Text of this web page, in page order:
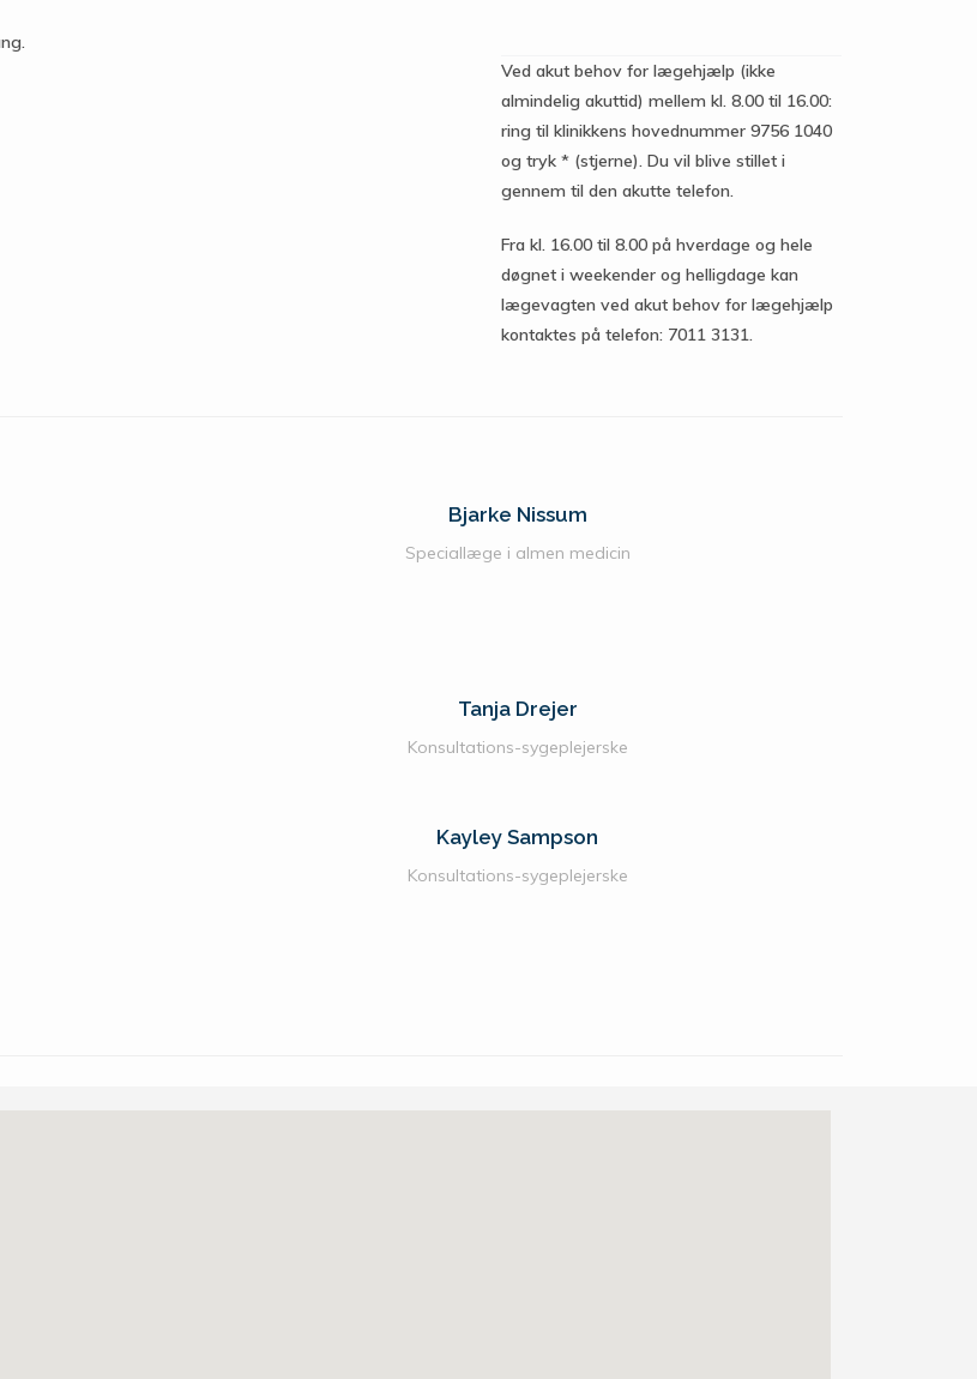
Ved akut behov for lægehjælp (ikke
almindelig akuttid) mellem kl. 8.00 til 16.00:
ring til klinikkens hovednummer 9756 1040
og tryk * (stjerne). Du vil blive stillet i
gennem til den akutte telefon.
Fra kl. 16.00 til 8.00 på hverdage og hele
døgnet i weekender og helligdage kan
lægevagten ved akut behov for lægehjælp
kontaktes på telefon: 7011 3131.
Bjarke Nissum
Speciallæge i almen medicin
Tanja Drejer
Konsultations-sygeplejerske
Kayley Sampson
Konsultations-sygeplejerske